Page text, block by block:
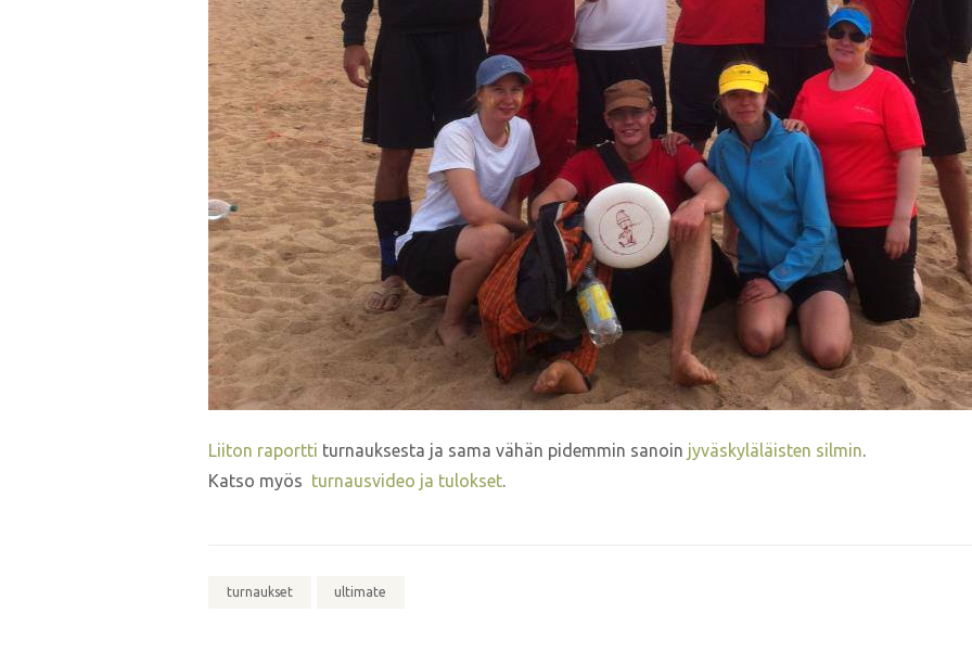
Liiton raportti turnauksesta ja sama vähän pidemmin sanoin jyväskyläläisten silmin.
Katso myös turnausvideo ja tulokset.
turnaukset ultimate